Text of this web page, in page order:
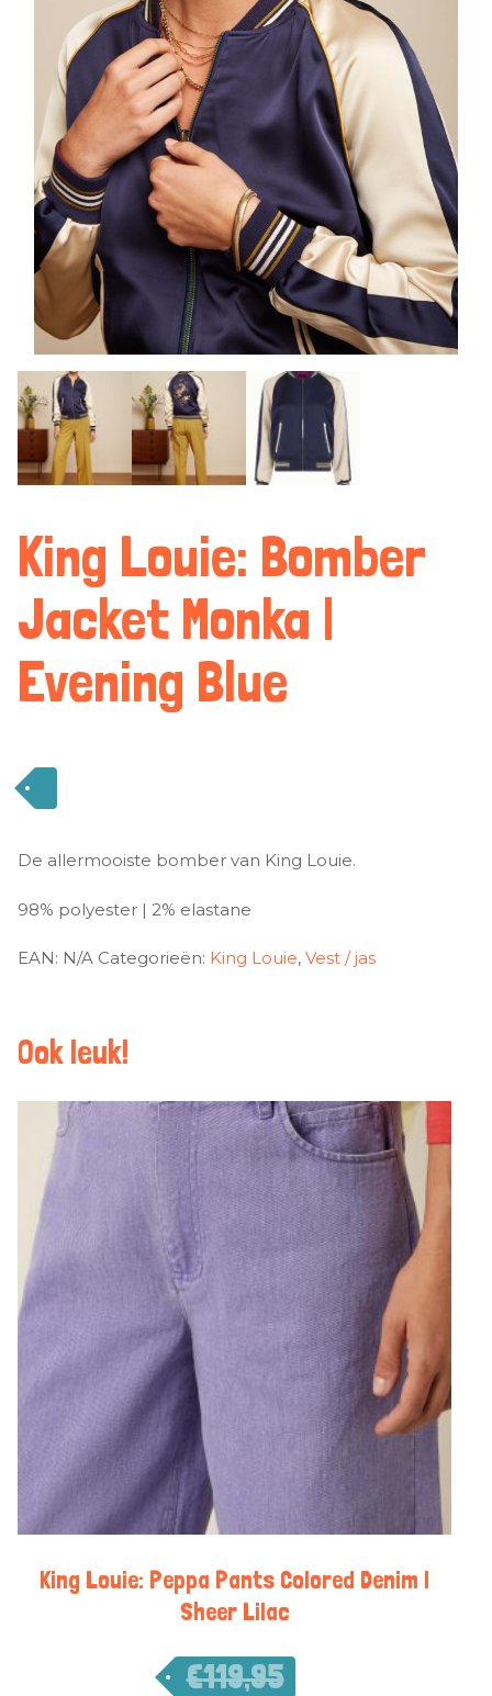
King Louie: Bomber
Jacket Monka |
Evening Blue
De allermooiste bomber van King Louie.
98% polyester | 2% elastane
EAN: N/A Categorieën: King Louie, Vest / jas
Ook leuk!
King Louie: Peppa Pants Colored Denim |
Sheer Lilac
€119,95